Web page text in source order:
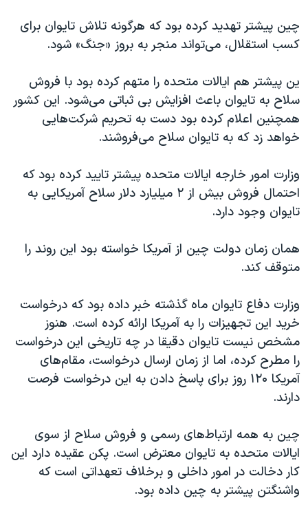
همایش محافظه‌کاران آمریکا «سی‌پک»
سفر پرزیدنت ترامپ به چین
چین پیشتر تهدید کرده بود که هرگونه تلاش تایوان برای
کسب استقلال، می‌تواند منجر به بروز «جنگ» شود.
ین پیشتر هم ایالات متحده را متهم کرده بود با فروش
سلاح به تایوان باعث افزایش بی ثباتی می‌شود. این کشور
همچنین اعلام کرده بود دست به تحریم شرکت‌هایی
خواهد زد که به تایوان سلاح می‌فروشند.
وزارت امور خارجه ایالات متحده پیشتر تایید کرده بود که
احتمال فروش بیش از ۲ میلیارد دلار سلاح آمریکایی به
تایوان وجود دارد.
همان زمان دولت چین از آمریکا خواسته بود این روند را
متوقف کند.
وزارت دفاع تایوان ماه گذشته خبر داده بود که درخواست
خرید این تجهیزات را به آمریکا ارائه کرده است. هنوز
مشخص نیست تایوان دقیقا در چه تاریخی این درخواست
را مطرح کرده، اما از زمان ارسال درخواست، مقام‌های
آمریکا ۱۲۰ روز برای پاسخ دادن به این درخواست فرصت
دارند.
چین به همه ارتباط‌های رسمی و فروش سلاح از سوی
ایالات متحده به تایوان معترض است. پکن عقیده دارد این
کار دخالت در امور داخلی و برخلاف تعهداتی است که
واشنگتن پیشتر به چین داده بود.